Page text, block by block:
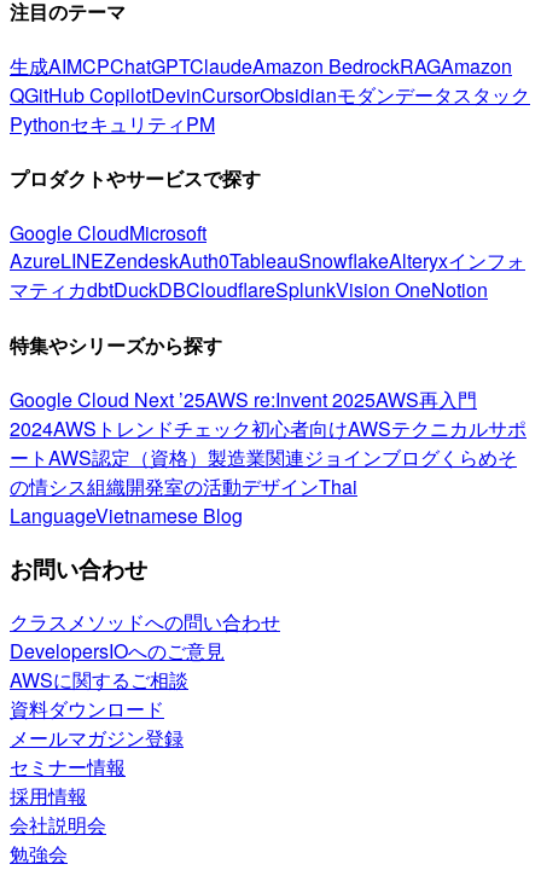
注目のテーマ
生成AIMCPChatGPTClaudeAmazon BedrockRAGAmazon
QGitHub CopilotDevinCursorObsidianモダンデータスタック
PythonセキュリティPM
プロダクトやサービスで探す
Google CloudMicrosoft
AzureLINEZendeskAuth0TableauSnowflakeAlteryxインフォ
マティカdbtDuckDBCloudflareSplunkVision OneNotion
特集やシリーズから探す
Google Cloud Next ’25AWS re:Invent 2025AWS再入門
2024AWSトレンドチェック初心者向けAWSテクニカルサポ
ートAWS認定（資格） 製造業関連ジョインブログくらめそ
の情シス組織開発室の活動デザインThai
LanguageVietnamese Blog
お問い合わせ
クラスメソッドへの問い合わせ
DevelopersIOへのご意見
AWSに関するご相談
資料ダウンロード
メールマガジン登録
セミナー情報
採用情報
会社説明会
勉強会